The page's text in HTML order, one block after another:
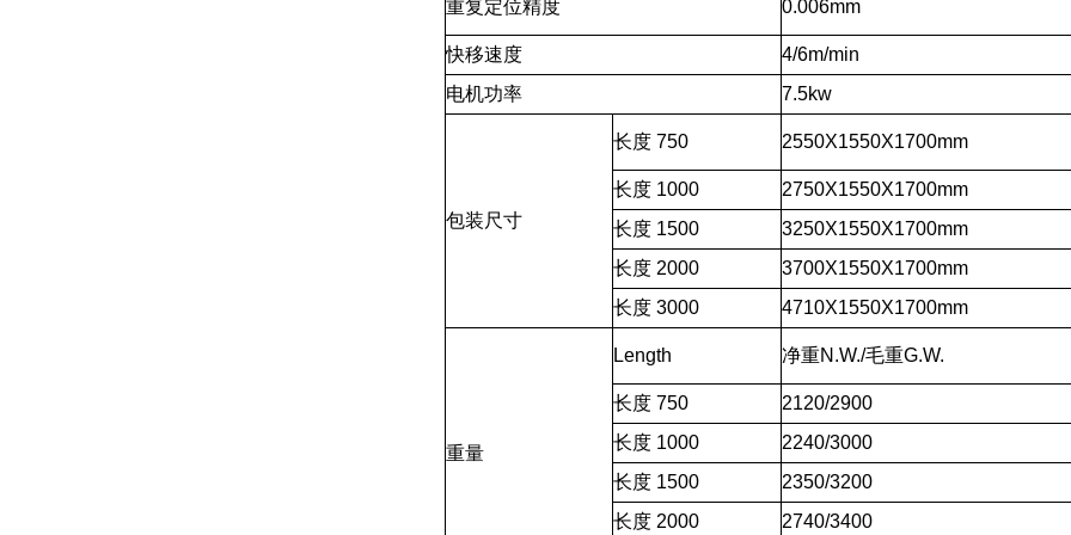
重复定位精度 0.006mm
快移速度
4/6m/min
电机功率
7.5kw
包装尺寸
长度 750 2550X1550X1700mm
长度 1000
2750X1550X1700mm
长度 1500
3250X1550X1700mm
长度 2000
3700X1550X1700mm
长度 3000
4710X1550X1700mm
重量
Length 净重N.W./毛重G.W.
长度 750
2120/2900
长度 1000
2240/3000
长度 1500
2350/3200
长度 2000
2740/3400